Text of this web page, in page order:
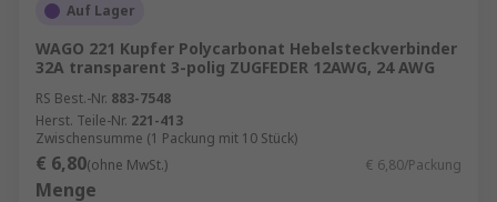
Auf Lager
WAGO 221 Kupfer Polycarbonat Hebelsteckverbinder
32A transparent 3-polig ZUGFEDER 12AWG, 24 AWG
RS Best.-Nr. 883-7548
Herst. Teile-Nr. 221-413
Zwischensumme (1 Packung mit 10 Stück)
€ 6,80(ohne MwSt.) € 6,80/Packung
Menge